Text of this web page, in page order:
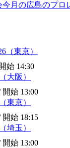
今月の広島のプロ
（東京）
始 14:30
大阪）
開始 13:00
東京）
開始 18:15
埼玉）
開始 13:00